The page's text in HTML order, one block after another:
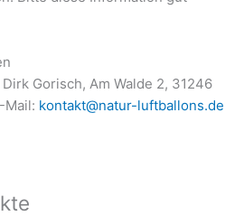
Gorisch, Am Walde 2, 31246
Mail: kontakt@natur-luftballons.de